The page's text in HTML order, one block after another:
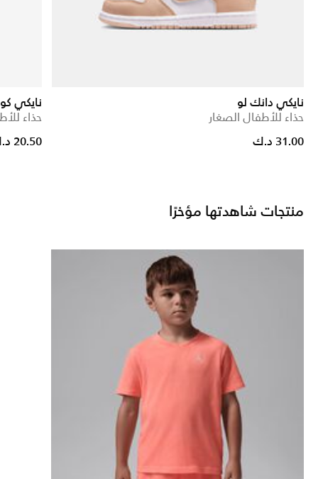
نايكي دانك لو
حذاء للأطفال الصغار
31.00 د.ك
نايكي
حذاء
20.50 د.ك
منتجات شاهدتها مؤخرًا